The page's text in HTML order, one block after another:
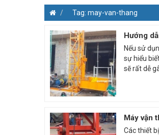
Tag: may-van-thang
Hướng
Nếu sử
sự hiểu
sẽ rất dễ
Máy vận
Các thiết